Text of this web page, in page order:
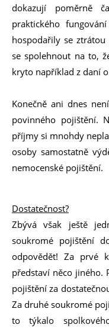
dokazují poměrně
praktického
hospodařily se
se spolehnout na to,
kryto například z daní
Konečně ani dnes
povinného pojištění.
příjmy si mnohdy
osoby samostatně
nemocenské pojištění.
Dostatečnost?
Zbývá však ještě
soukromé pojištění
odpovědět! Za prvé
představí něco jiného.
pojištění za
Za druhé soukromé
to týkalo